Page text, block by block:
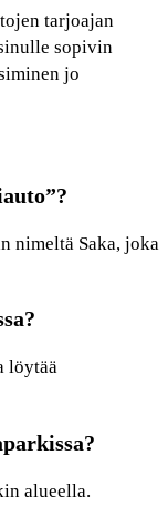
tarjoajan
sopivin
jo
nimeltä Saka, joka
löytää
alueella.